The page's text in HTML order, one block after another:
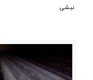
نبشی